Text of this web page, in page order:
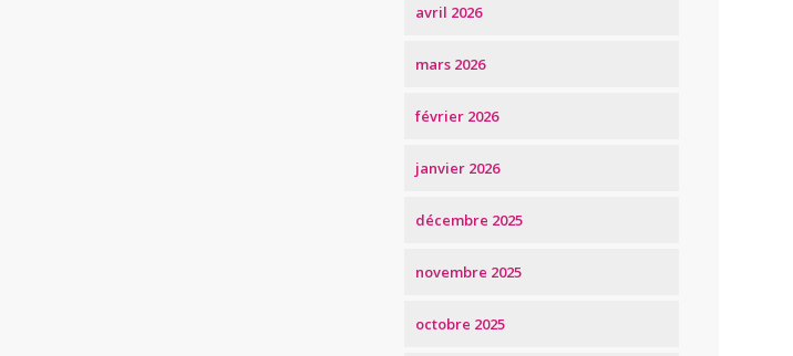
avril 2026
mars 2026
février 2026
janvier 2026
décembre 2025
novembre 2025
octobre 2025